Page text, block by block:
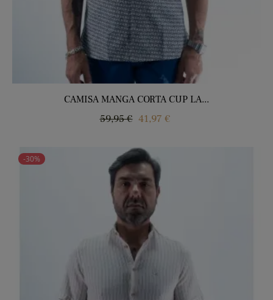
CAMISA MANGA CORTA CUP LA...
Precio
59,95 € Precio
41,97 €
-30%